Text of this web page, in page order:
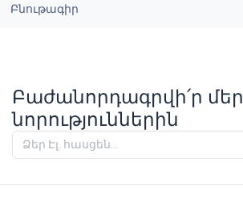
Բնութագիր
Բաժանորդագրվի՛ր մեր
նորություններին